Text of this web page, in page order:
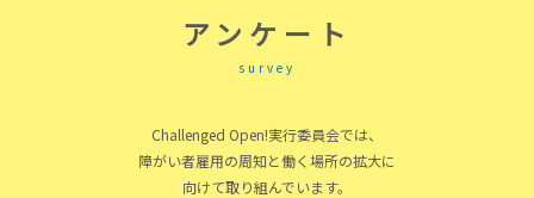
アンケート
survey
Challenged Open!実行委員会では、
障がい者雇用の周知と働く場所の拡大に
向けて取り組んでいます。